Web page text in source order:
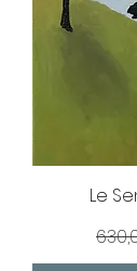
Le
Prix